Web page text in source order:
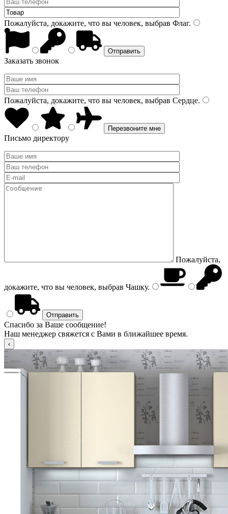
Пожалуйста, докажите, что вы человек, выбрав Флаг.
Заказать звонок
Пожалуйста, докажите, что вы человек, выбрав Сердце.
Письмо директору
Пожалуйста,
докажите, что вы человек, выбрав Чашку.
Спасибо за Ваше сообщение!
Наш менеджер свяжется с Вами в ближайшее время.